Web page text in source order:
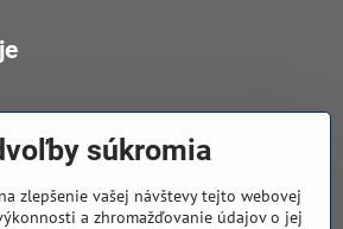
súkromia
zlepšenie vašej návštevy tejto webovej
a zhromažďovanie údajov o jej